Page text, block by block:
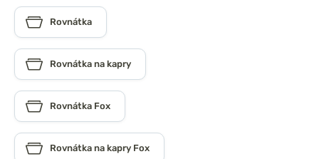
Rovnátka
Rovnátka na kapry
Rovnátka Fox
Rovnátka na kapry Fox